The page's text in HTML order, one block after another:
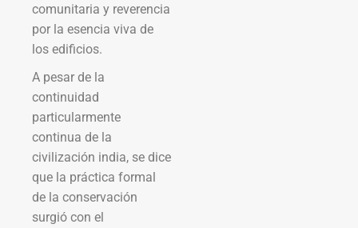
comunitaria y reverencia
por la esencia viva de
los edificios.
A pesar de la
continuidad
particularmente
continua de la
civilización india, se dice
que la práctica formal
de la conservación
surgió con el